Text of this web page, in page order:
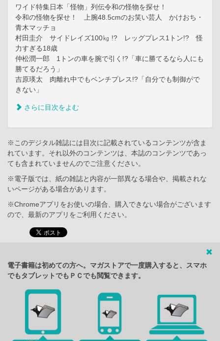
ワイド特集日本「怪物」列伝令和の怪物を探せ！
令和の怪物を探せ！ 上腕48.5cmのお笑い芸人 かけおち・
青木マッチョ
村田圭介 サイドレイズ100㎏ !? レッグプレス1トン!? 怪
力すぎる18歳
仲松潤一郎 1トンの車を腕で引く!?「車に勝てるなら人にも
勝てるだろう」
吉原瑛太 肉離れ中でもベンチプレス!?「自分でも制御がで
きない」
さらに目次をよむ
※このデジタル雑誌には目次に記載されているコンテンツが含ま
れています。それ以外のコンテンツは、本誌のコンテンツであっ
ても含まれていませんのでご注意ください。
※電子版では、紙の雑誌と内容が一部異なる場合や、掲載されな
いページがある場合があります。
※Chromeアプリをお使いの場合、購入できない場合がございます
ので、最新のアプリをご利用ください。
電子書籍は初めての方へ。マガストアで一度購入すると、スマホ
でもタブレットでもＰＣでも閲覧できます。